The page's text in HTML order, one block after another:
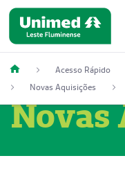
Acesso Rápido
Novas Aquisições
Novas